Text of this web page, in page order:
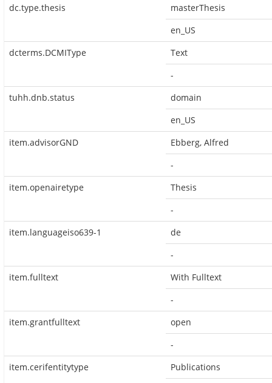
dc.type.thesis
masterThesis
en_US
dcterms.DCMIType
Text
-
tuhh.dnb.status
domain
en_US
item.advisorGND
Ebberg, Alfred
-
item.openairetype
Thesis
-
item.languageiso639-1
de
-
item.fulltext
With Fulltext
-
item.grantfulltext
open
-
item.cerifentitytype
Publications